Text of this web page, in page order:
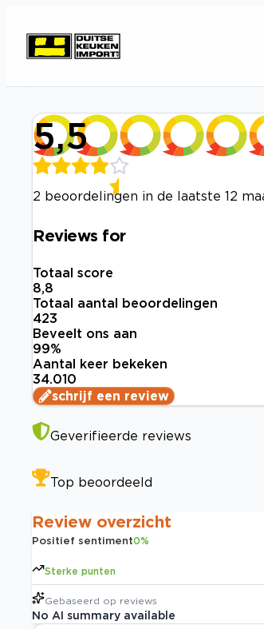
5,5
2 beoordelingen in de laatste 12
Reviews for
Totaal score
8,8
Totaal aantal beoordelingen
423
Beveelt ons aan
99%
Aantal keer bekeken
34.010
schrijf een review
Geverifieerde reviews
Top beoordeeld
Review overzicht
Positief sentiment0%
Sterke punten
Gebaseerd op reviews
No AI summary available